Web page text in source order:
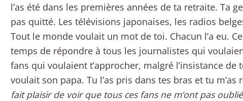
l’as été dans les premières années de ta retraite. Ta
pas quitté. Les télévisions japonaises, les radios
Tout le monde voulait un mot de toi. Chacun l’a eu.
temps de répondre à tous les journalistes qui
fans qui voulaient t’approcher, malgré l’insistance de
voulait son papa. Tu l’as pris dans tes bras et tu
fait plaisir de voir que tous ces fans ne m’ont pas